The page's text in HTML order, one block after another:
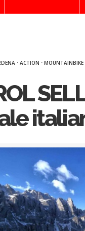
· ACTION · MOUNTAINBIKE